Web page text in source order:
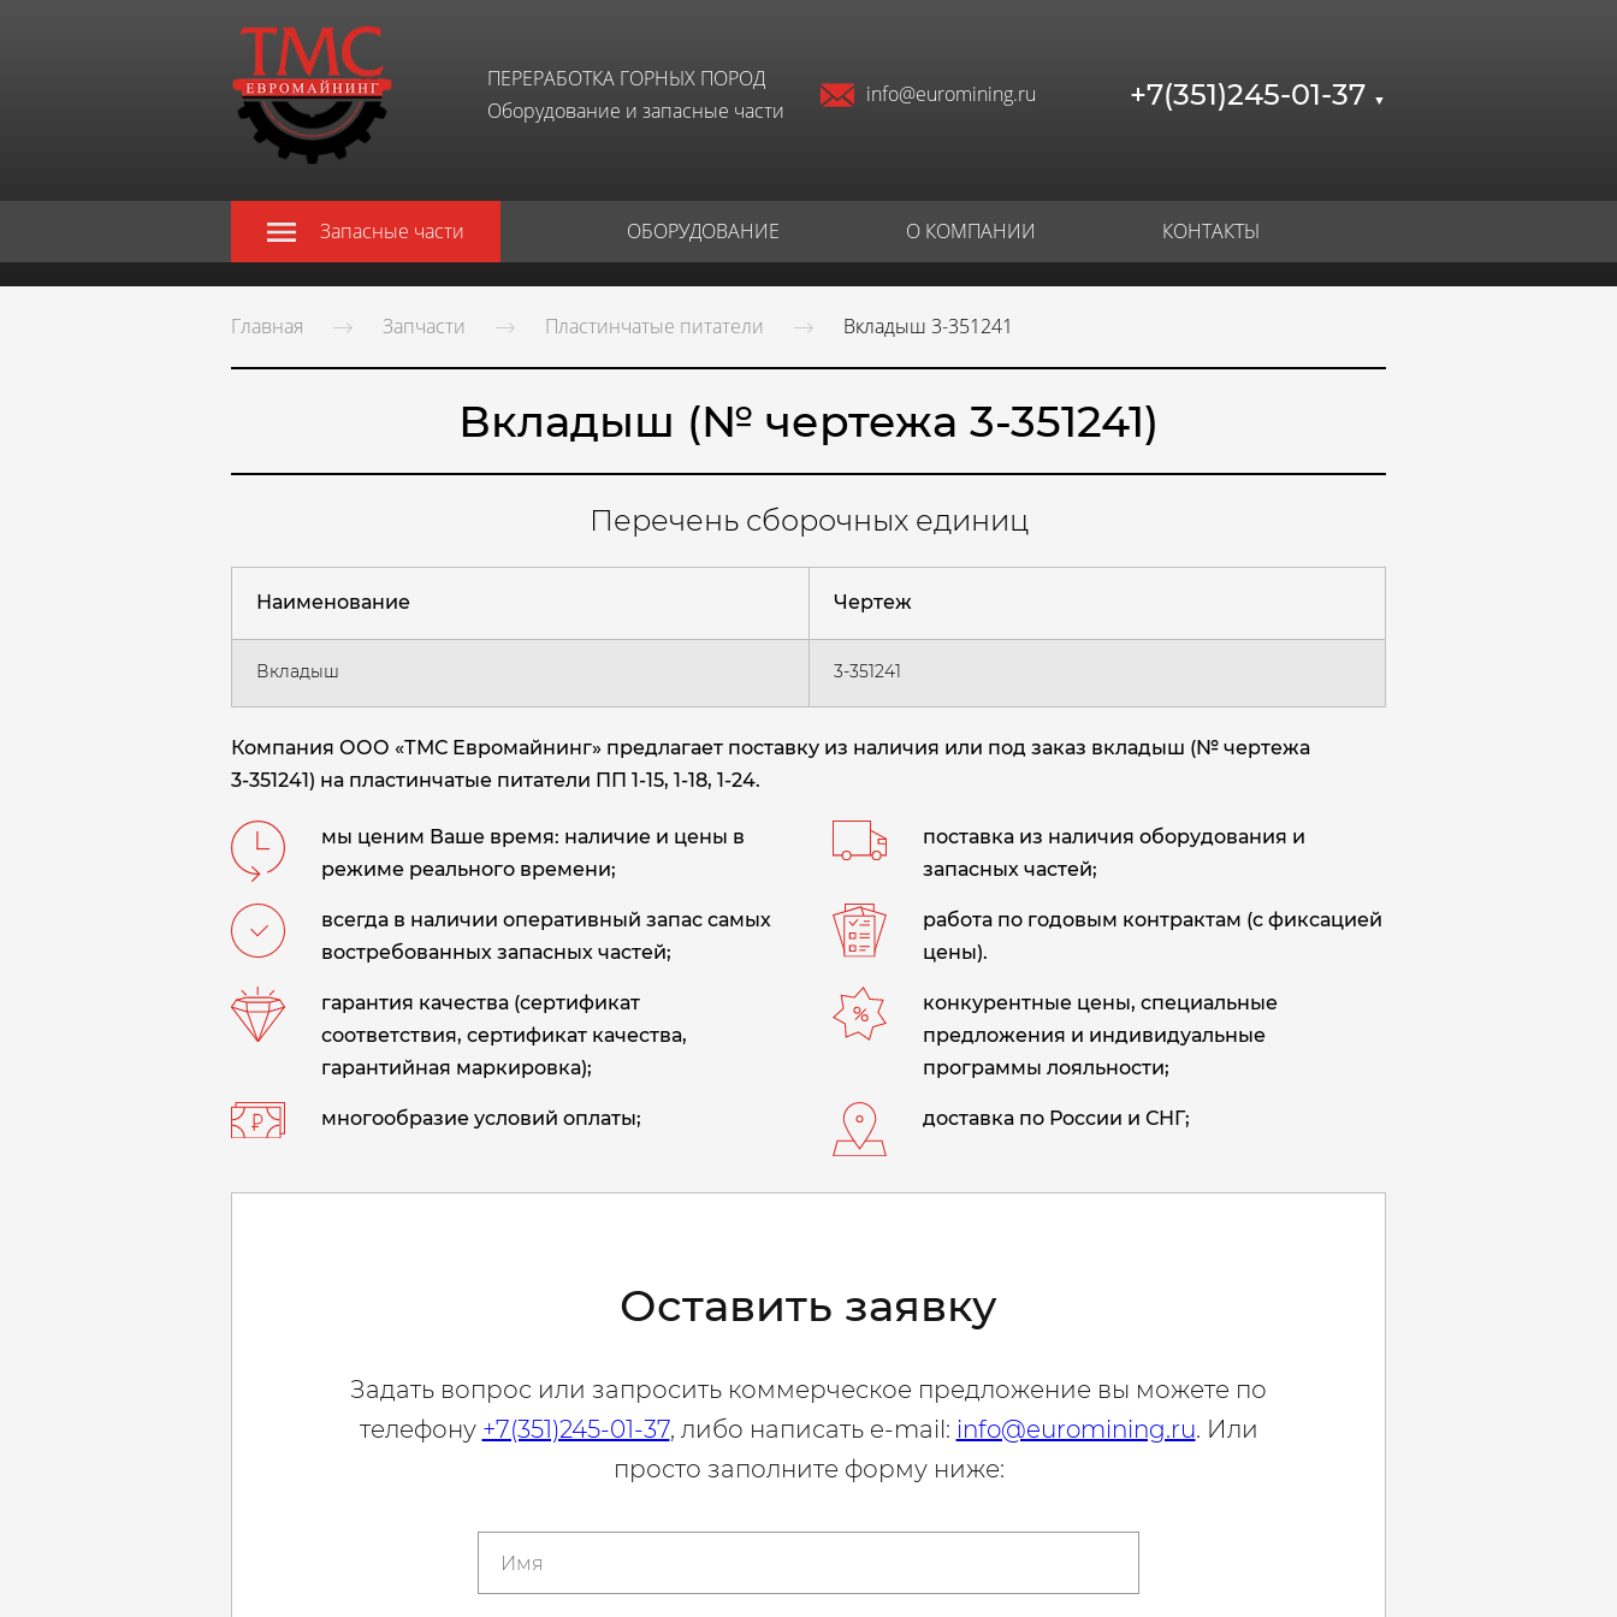
ПЕРЕРАБОТКА ГОРНЫХ ПОРОД
Оборудование и запасные части
info@euromining.ru +7(351)245-01-37 ▼
Запасные части ОБОРУДОВАНИЕ О КОМПАНИИ КОНТАКТЫ
Главная Запчасти Пластинчатые питатели Вкладыш 3-351241
Вкладыш (№ чертежа 3-351241)
Перечень сборочных единиц
Наименование Чертеж
Вкладыш 3-351241
Компания ООО «ТМС Евромайнинг» предлагает поставку из наличия или под заказ вкладыш (№ чертежа
3-351241) на пластинчатые питатели ПП 1-15, 1-18, 1-24.
мы ценим Ваше время: наличие и цены в
режиме реального времени;
поставка из наличия оборудования и
запасных частей;
всегда в наличии оперативный запас самых
востребованных запасных частей;
работа по годовым контрактам (с фиксацией
цены).
гарантия качества (сертификат
соответствия, сертификат качества,
гарантийная маркировка);
конкурентные цены, специальные
предложения и индивидуальные
программы лояльности;
многообразие условий оплаты; доставка по России и СНГ;
Оставить заявку
Задать вопрос или запросить коммерческое предложение вы можете по
телефону +7(351)245-01-37, либо написать e-mail: info@euromining.ru. Или
просто заполните форму ниже: